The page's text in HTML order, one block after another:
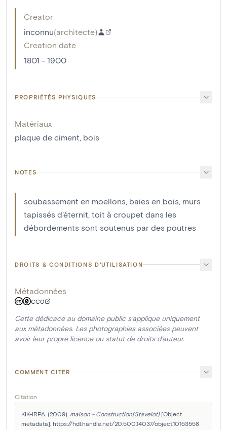
Creator
inconnu(architecte)
Creation date
1801 - 1900
PROPRIÉTÉS PHYSIQUES
Matériaux
plaque de ciment, bois
NOTES
soubassement en moellons, baies en bois, murs
tapissés d'éternit, toit à croupet dans les
débordements sont soutenus par des poutres
DROITS & CONDITIONS D'UTILISATION
Métadonnées
CC0
Cette dédicace au domaine public s'applique uniquement
aux métadonnées. Les photographies associées peuvent
avoir leur propre licence ou statut de droits d'auteur.
COMMENT CITER
Citation
KIK-IRPA. (2009). maison - Construction[Stavelot] [Object
metadata]. https://hdl.handle.net/20.500.14037/object.10153558